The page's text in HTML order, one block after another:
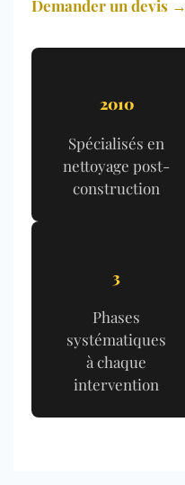
Demander un devis →
2010
Spécialisés en
nettoyage post-
construction
3
Phases
systématiques
à chaque
intervention